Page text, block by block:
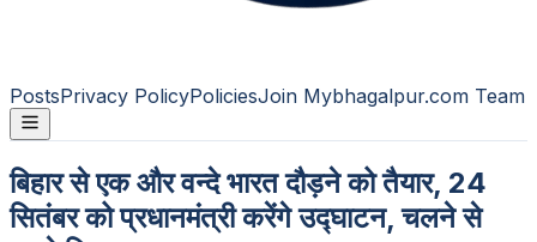
PostsPrivacy PolicyPoliciesJoin Mybhagalpur.com Team
बिहार से एक और वन्दे भारत दौड़ने को तैयार, 24
सितंबर को प्रधानमंत्री करेंगे उद्घाटन, चलने से